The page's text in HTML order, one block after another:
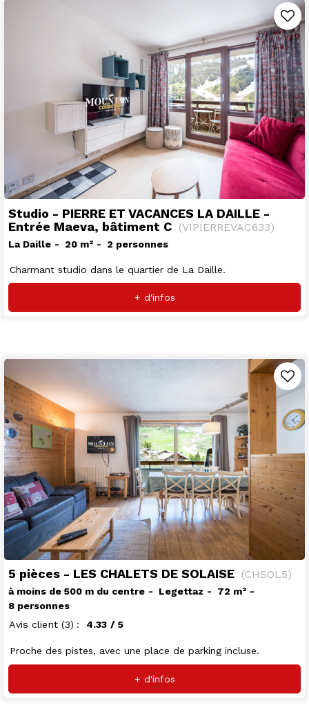
Studio - PIERRE ET VACANCES LA DAILLE -
Entrée Maeva, bâtiment C (VIPIERREVAC633)
La Daille 20 m² 2 personnes
Charmant studio dans le quartier de La Daille.
+ d'infos
5 pièces - LES CHALETS DE SOLAISE (CHSOL5)
à moins de 500 m du centre Legettaz 72 m²
8 personnes
Avis client (3) 4.33 / 5
Proche des pistes, avec une place de parking incluse.
+ d'infos